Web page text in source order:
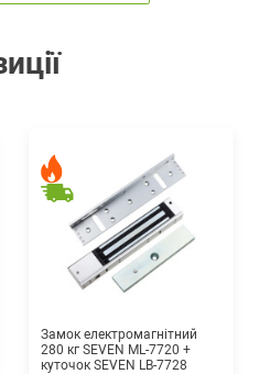
Замок електромагнітний
280 кг SEVEN ML-7720 +
куточок SEVEN LB-7728